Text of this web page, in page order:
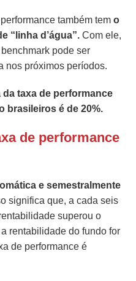
também temo
“linha d’água”.Com ele,
pode ser
nos próximos períodos.
taxa de performance
brasileiros é de 20%.
de performance
e semestralmente
significa que, a cada seis
superou o
rentabilidade do fundo for
de performance é